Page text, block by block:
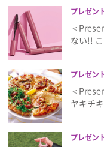
プレゼン
＜
ない!!
プレゼン
＜
ヤキチ
プレゼン